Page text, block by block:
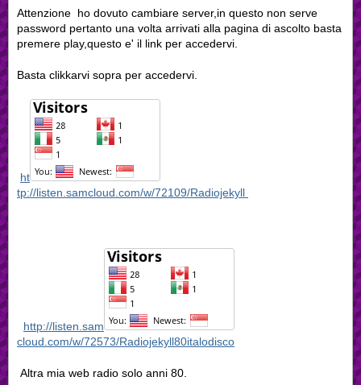
Attenzione ho dovuto cambiare server,in questo non serve
password pertanto una volta arrivati alla pagina di ascolto basta
premere play,questo e' il link per accedervi.
Basta clikkarvi sopra per accedervi.
ht
tp://listen.samcloud.com/w/72109/Radiojekyll
http://listen.sam
cloud.com/w/72573/Radiojekyll80italodisco
Altra mia web radio solo anni 80.